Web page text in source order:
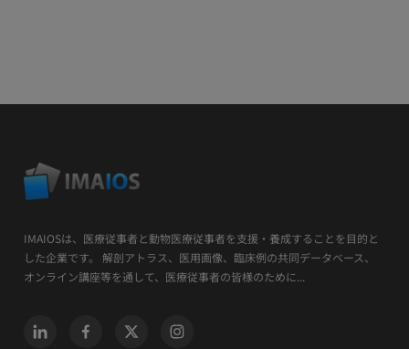
IMAIOSは、医療従事者と動物医療従事者を支援・養成することを目的と
した企業です。 解剖アトラス、医用画像、臨床例の共同データベース、
オンライン講座等を通して、医療従事者の皆様のために...